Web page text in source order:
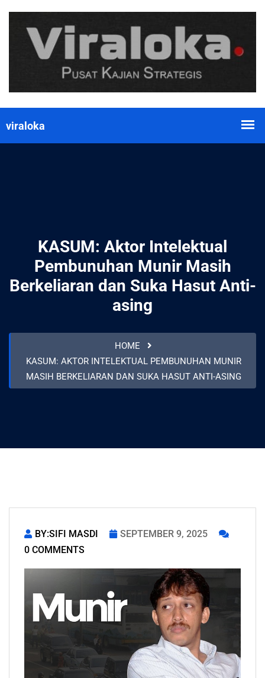
KASUM: Aktor Intelektual
Pembunuhan Munir Masih
Berkeliaran dan Suka Hasut Anti-
asing
HOME
KASUM: AKTOR INTELEKTUAL PEMBUNUHAN MUNIR
MASIH BERKELIARAN DAN SUKA HASUT ANTI-ASING
BY:SIFI MASDI
SEPTEMBER 9, 2025
0 COMMENTS